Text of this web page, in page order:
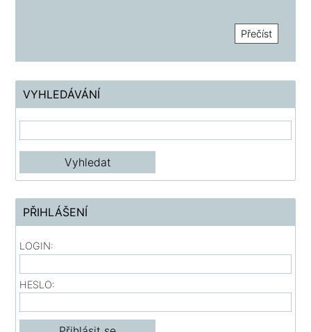
Přečíst
VYHLEDÁVÁNÍ
PŘIHLÁŠENÍ
LOGIN:
HESLO: